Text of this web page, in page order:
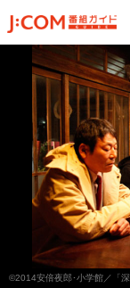
©2014安倍夜郎･小学館／「